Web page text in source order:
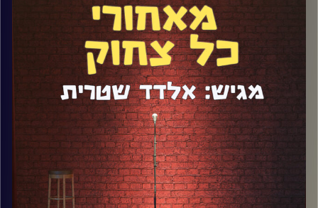
קריירה אפשרית. למרות כל זה, הוא בחר לעשות סטנדאפ
ולצלם סרטונים שבהם הוא מחבק זרים ברחוב, לוקח להם ביס
מהאוכל ובגדול חוצה כל גבול אפשרי כדי להצחיק אתכם.
ישבתי איתו לשיחה כיפית של שעה כדי לנסות לפצח את
האישיות המיוחדת שלו.
קרדיט תמונות:אלדד שטרית